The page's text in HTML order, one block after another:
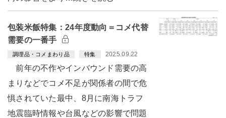
包装米飯特集：24年度動向＝コメ代替
需要の一番手
調理品・コメまわり品 特集 2025.09.22
前年の不作やインバウンド需要の高
まりなどでコメ不足が関係者の間で危
惧されていた最中、8月に南海トラフ
地震臨時情報や台風などの影響で問題